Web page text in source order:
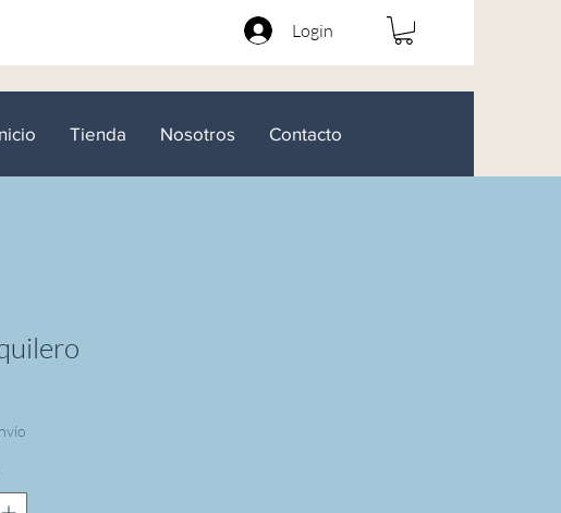
Login
Tienda Nosotros Contacto